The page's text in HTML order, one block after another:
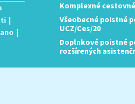
|
|
Komplexné
Všeobecné poistné
UCZ/Ces/20
Doplnkové poistné
rozšírených